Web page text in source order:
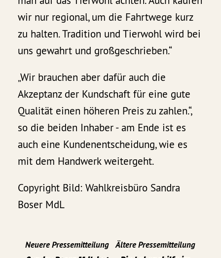
wir nur regional, um die Fahrtwege kurz
zu halten. Tradition und Tierwohl wird bei
uns gewahrt und großgeschrieben.“
„Wir brauchen aber dafür auch die
Akzeptanz der Kundschaft für eine gute
Qualität einen höheren Preis zu zahlen.“,
so die beiden Inhaber - am Ende ist es
auch eine Kundenentscheidung, wie es
mit dem Handwerk weitergeht.
Copyright Bild: Wahlkreisbüro Sandra
Boser MdL
Neuere Pressemitteilung Ältere Pressemitteilung